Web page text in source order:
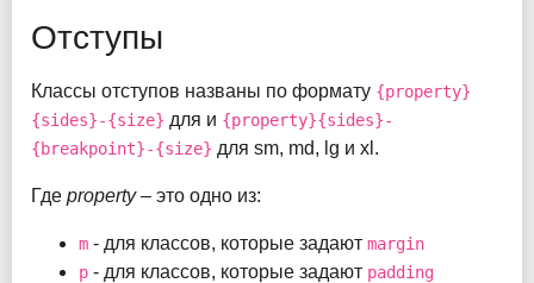
Отступы
Классы отступов названы по формату {property}
{sides}-{size} для и {property}{sides}-
{breakpoint}-{size} для sm, md, lg и xl.
Где property– это одно из:
m - для классов, которые задают margin
p - для классов, которые задают padding